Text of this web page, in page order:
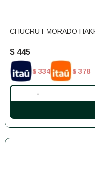
CHUCRUT MORADO
$ 445
$ 334 $ 378
-